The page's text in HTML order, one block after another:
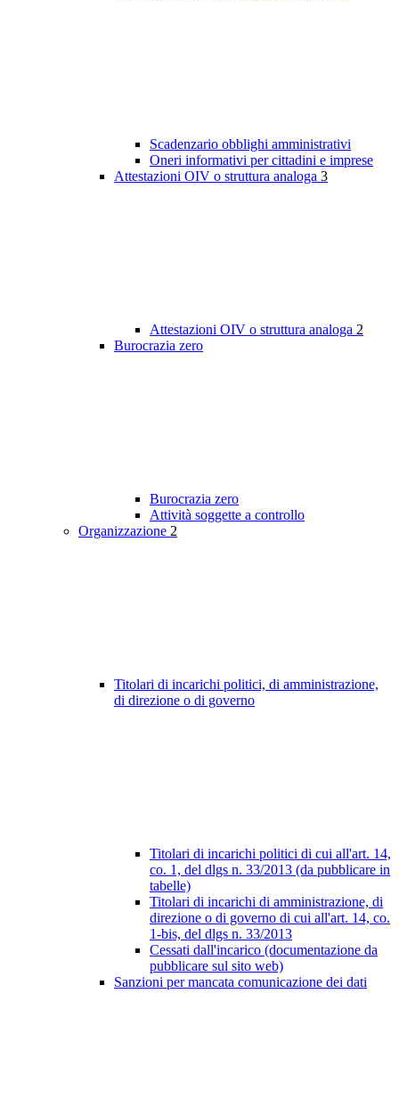
Scadenzario obblighi amministrativi
Oneri informativi per cittadini e imprese
Attestazioni OIV o struttura analoga 3
Attestazioni OIV o struttura analoga 2
Burocrazia zero
Burocrazia zero
Attività soggette a controllo
Organizzazione 2
Titolari di incarichi politici, di amministrazione,
di direzione o di governo
Titolari di incarichi politici di cui all'art. 14,
co. 1, del dlgs n. 33/2013 (da pubblicare in
tabelle)
Titolari di incarichi di amministrazione, di
direzione o di governo di cui all'art. 14, co.
1-bis, del dlgs n. 33/2013
Cessati dall'incarico (documentazione da
pubblicare sul sito web)
Sanzioni per mancata comunicazione dei dati